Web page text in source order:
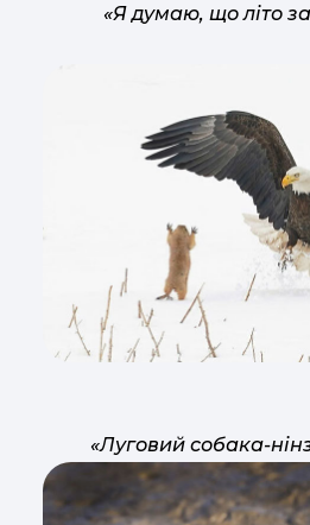
«Я думаю, що літо
«Луговий собака-